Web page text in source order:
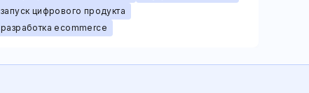
запуск цифрового продукта
разработка ecommerce